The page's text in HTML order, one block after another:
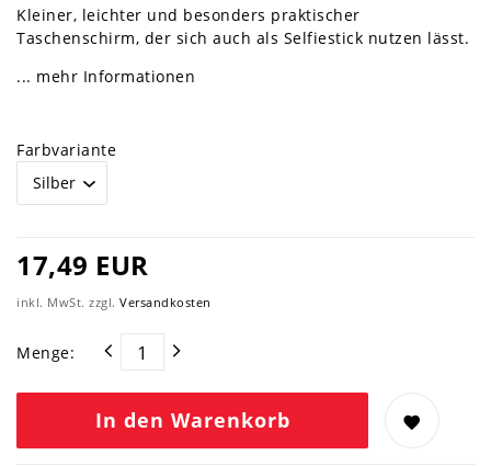
Kleiner, leichter und besonders praktischer
Taschenschirm, der sich auch als Selfiestick nutzen lässt.
... mehr Informationen
Farbvariante
17,49 EUR
inkl. MwSt. zzgl. Versandkosten
Menge:
In den Warenkorb